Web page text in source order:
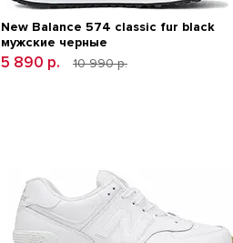
New Balance 574 classic fur black
мужские черные
5 890 р. 10 990 р.